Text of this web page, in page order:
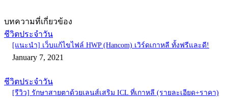
บทความที่เกี่ยวข้อง
ชีวิตประจำวัน
[แนะนำ] เว็บแก้ไขไฟล์ HWP (Hancom) เวิร์ดเกาหลี ทั้งฟรีและดี!
January 7, 2021
ชีวิตประจำวัน
[รีวิว] รักษาสายตาด้วยเลนส์เสริม ICL ที่เกาหลี (รายละเอียด+ราคา)